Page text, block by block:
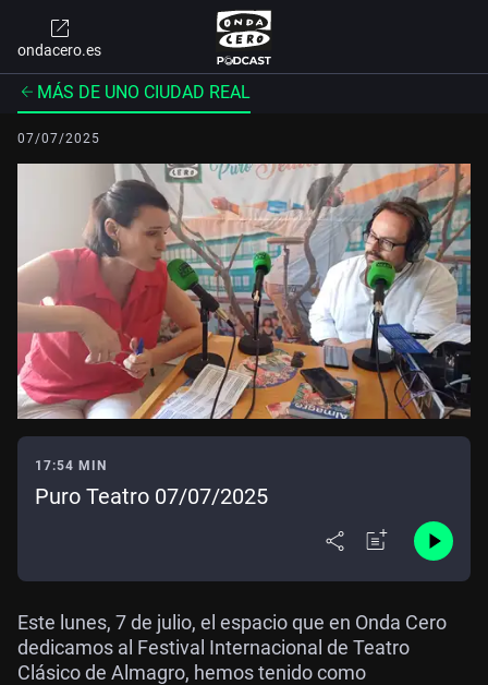
ondacero.es
MÁS DE UNO CIUDAD REAL
07/07/2025
17:54 MIN
Puro Teatro 07/07/2025
Este lunes, 7 de julio, el espacio que en Onda Cero
dedicamos al Festival Internacional de Teatro
Clásico de Almagro, hemos tenido como